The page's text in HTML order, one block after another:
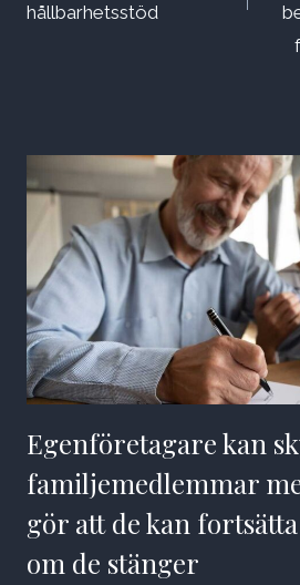
hållbarhetsstöd
Egenföretagare kan
familjemedlemmar
gör att de kan
om de stänger